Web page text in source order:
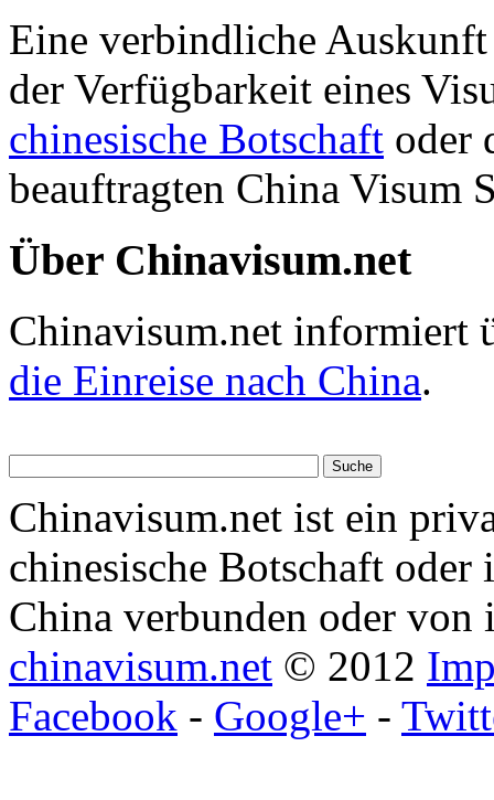
Eine verbindliche
der Verfügbarkeit eines
chinesische Botschaft oder
beauftragten China Visum
Über Chinavisum.net
Chinavisum.net informiert
die Einreise nach China.
Chinavisum.net ist ein
chinesische Botschaft
China verbunden oder von
chinavisum.net © 2012
Facebook - Google+ -